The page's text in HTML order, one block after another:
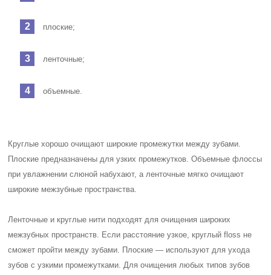
плоские;
ленточные;
объемные.
Круглые хорошо очищают широкие промежутки между зубами.
Плоские предназначены для узких промежутков. Объемные флоссы
при увлажнении слюной набухают, а ленточные мягко очищают
широкие межзубные пространства.
Ленточные и круглые нити подходят для очищения широких
межзубных пространств. Если расстояние узкое, круглый floss не
сможет пройти между зубами. Плоские — используют для ухода
зубов с узкими промежутками. Для очищения любых типов зубов